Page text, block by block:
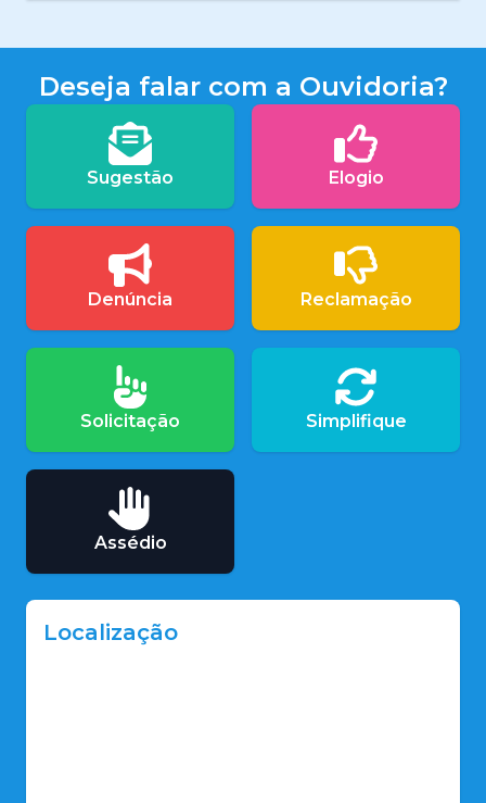
Deseja falar com a Ouvidoria?
Sugestão Elogio
Denúncia Reclamação
Solicitação Simplifique
Assédio
Localização